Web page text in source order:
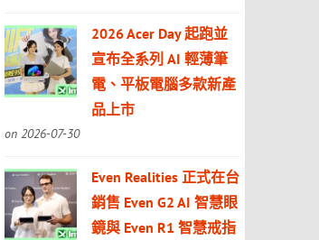
2026 Acer Day 起跑並
宣布全系列 AI 輕薄筆
電、平板電腦多款新產
品上市
on 2026-07-30
Even Realities 正式在台
銷售 Even G2 AI 智慧眼
鏡與 Even R1 智慧戒指